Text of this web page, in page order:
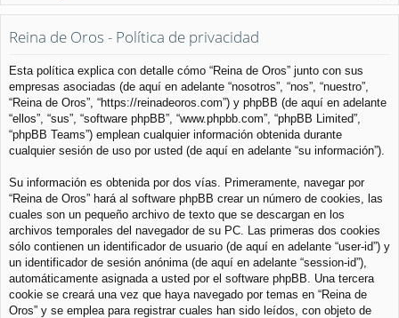
ifi
e
ra
Reina de Oros - Política de privacidad
Esta política explica con detalle cómo “Reina de Oros” junto con sus
empresas asociadas (de aquí en adelante “nosotros”, “nos”, “nuestro”,
“Reina de Oros”, “https://reinadeoros.com”) y phpBB (de aquí en adelante
“ellos”, “sus”, “software phpBB”, “www.phpbb.com”, “phpBB Limited”,
“phpBB Teams”) emplean cualquier información obtenida durante
cualquier sesión de uso por usted (de aquí en adelante “su información”).
Su información es obtenida por dos vías. Primeramente, navegar por
“Reina de Oros” hará al software phpBB crear un número de cookies, las
cuales son un pequeño archivo de texto que se descargan en los
archivos temporales del navegador de su PC. Las primeras dos cookies
sólo contienen un identificador de usuario (de aquí en adelante “user-id”) y
un identificador de sesión anónima (de aquí en adelante “session-id”),
automáticamente asignada a usted por el software phpBB. Una tercera
cookie se creará una vez que haya navegado por temas en “Reina de
Oros” y se emplea para registrar cuales han sido leídos, con objeto de